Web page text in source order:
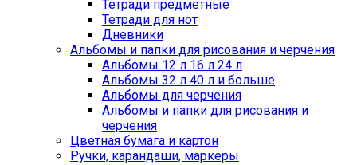
Тетради предметные
Тетради для нот
Дневники
Альбомы и папки для рисования и черчения
Альбомы 12 л 16 л 24 л
Альбомы 32 л 40 л и больше
Альбомы для черчения
Альбомы и папки для рисования и
черчения
Цветная бумага и картон
Ручки, карандаши, маркеры